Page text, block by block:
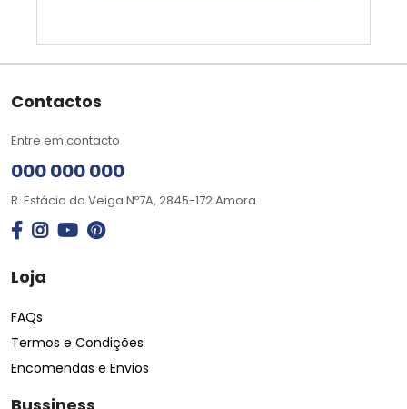
Contactos
Entre em contacto
000 000 000
R. Estácio da Veiga Nº7A, 2845-172 Amora
Loja
FAQs
Termos e Condições
Encomendas e Envios